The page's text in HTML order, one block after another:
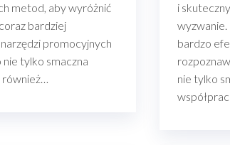
metod, aby wyróżnić
bardziej
promocyjnych
nie tylko smaczna
również…
i
wyzwanie.
bardzo
nie tylko